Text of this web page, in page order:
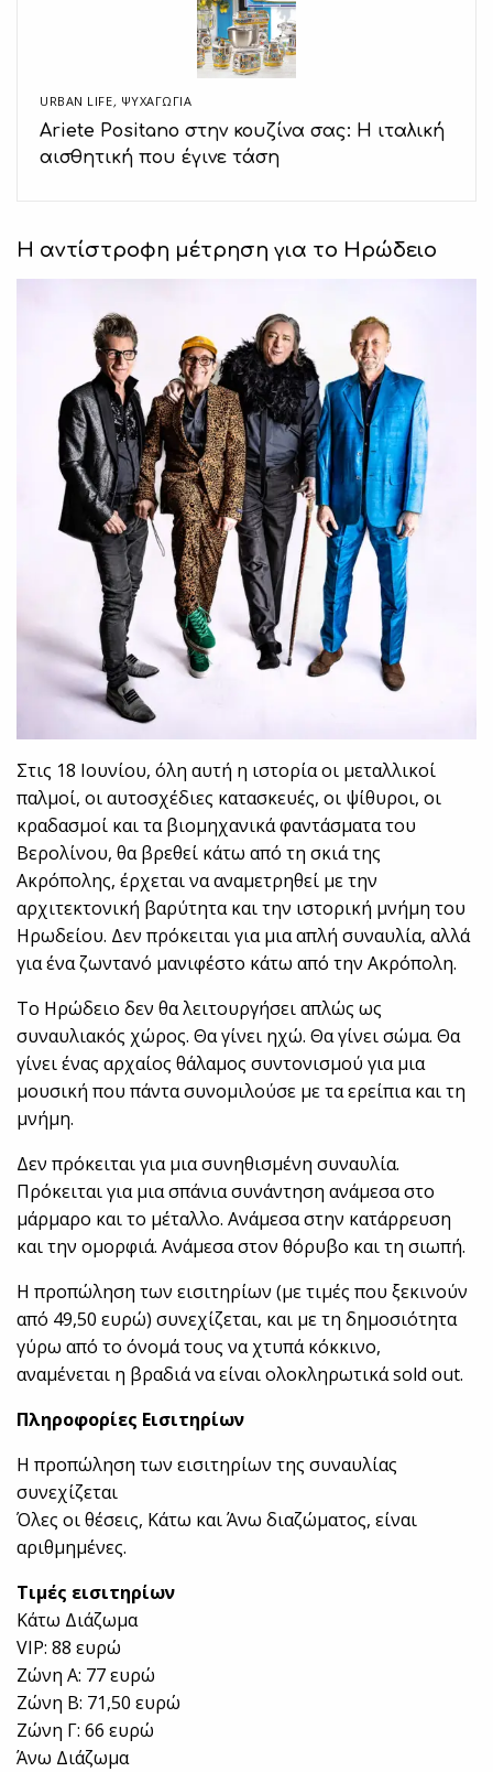
URBAN LIFE, ΨΥΧΑΓΩΓΙΑ
Ariete Positano στην κουζίνα σας: Η ιταλική
αισθητική που έγινε τάση
Η αντίστροφη μέτρηση για το Ηρώδειο
Στις 18 Ιουνίου, όλη αυτή η ιστορία οι μεταλλικοί
παλμοί, οι αυτοσχέδιες κατασκευές, οι ψίθυροι, οι
κραδασμοί και τα βιομηχανικά φαντάσματα του
Βερολίνου, θα βρεθεί κάτω από τη σκιά της
Ακρόπολης, έρχεται να αναμετρηθεί με την
αρχιτεκτονική βαρύτητα και την ιστορική μνήμη του
Ηρωδείου. Δεν πρόκειται για μια απλή συναυλία, αλλά
για ένα ζωντανό μανιφέστο κάτω από την Ακρόπολη.
Το Ηρώδειο δεν θα λειτουργήσει απλώς ως
συναυλιακός χώρος. Θα γίνει ηχώ. Θα γίνει σώμα. Θα
γίνει ένας αρχαίος θάλαμος συντονισμού για μια
μουσική που πάντα συνομιλούσε με τα ερείπια και τη
μνήμη.
Δεν πρόκειται για μια συνηθισμένη συναυλία.
Πρόκειται για μια σπάνια συνάντηση ανάμεσα στο
μάρμαρο και το μέταλλο. Ανάμεσα στην κατάρρευση
και την ομορφιά. Ανάμεσα στον θόρυβο και τη σιωπή.
Η προπώληση των εισιτηρίων (με τιμές που ξεκινούν
από 49,50 ευρώ) συνεχίζεται, και με τη δημοσιότητα
γύρω από το όνομά τους να χτυπά κόκκινο,
αναμένεται η βραδιά να είναι ολοκληρωτικά sold out.
Πληροφορίες Εισιτηρίων
Η προπώληση των εισιτηρίων της συναυλίας
συνεχίζεται
Όλες οι θέσεις, Κάτω και Άνω διαζώματος, είναι
αριθμημένες.
Τιμές εισιτηρίων
Κάτω Διάζωμα
VIP: 88 ευρώ
Ζώνη A: 77 ευρώ
Ζώνη B: 71,50 ευρώ
Ζώνη Γ: 66 ευρώ
Άνω Διάζωμα